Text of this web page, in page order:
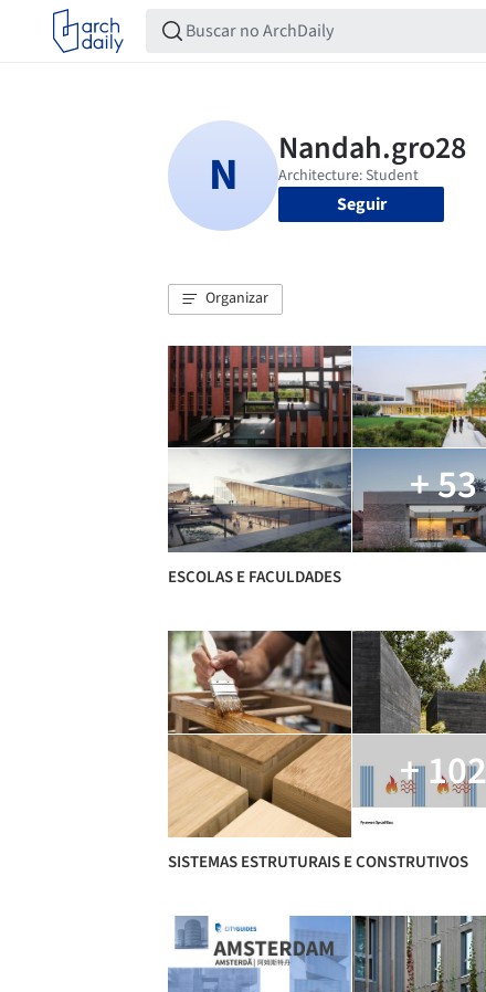
Seguir
Organizar
+ 53
ESCOLAS E FACULDADES
+ 102
SISTEMAS ESTRUTURAIS E CONSTRUTIVOS